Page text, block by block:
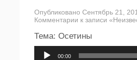
Опубликовано Сентябрь 21,
Комментарии к записи
Тема: Осетины
00:00